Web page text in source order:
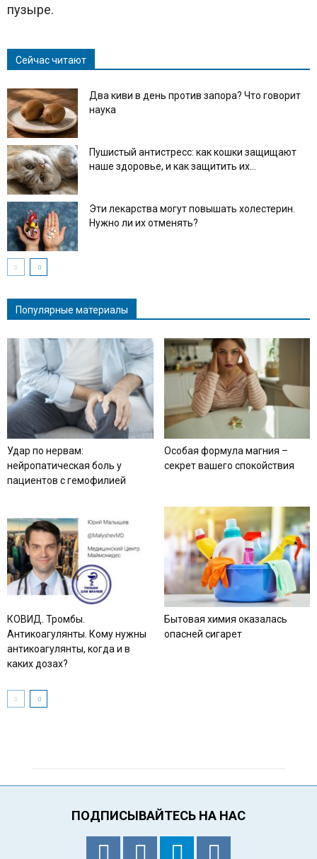
пузыре.
Сейчас читают
Два киви в день против запора? Что говорит
наука
Пушистый антистресс: как кошки защищают
наше здоровье, и как защитить их...
Эти лекарства могут повышать холестерин.
Нужно ли их отменять?
Популярные материалы
Удар по нервам:
нейропатическая боль у
пациентов с гемофилией
Особая формула магния –
секрет вашего спокойствия
КОВИД. Тромбы.
Антикоагулянты. Кому нужны
антикоагулянты, когда и в
каких дозах?
Бытовая химия оказалась
опасней сигарет
ПОДПИСЫВАЙТЕСЬ НА НАС